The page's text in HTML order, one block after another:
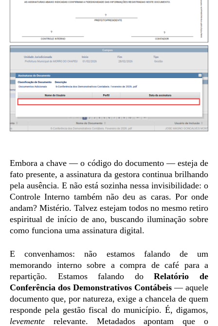
Embora a chave — o código do documento — esteja de
fato presente, a assinatura da gestora continua brilhando
pela ausência. E não está sozinha nessa invisibilidade: o
Controle Interno também não deu as caras. Por onde
andam? Mistério. Talvez estejam todos no mesmo retiro
espiritual de início de ano, buscando iluminação sobre
como funciona uma assinatura digital.
E convenhamos: não estamos falando de um
memorando interno sobre a compra de café para a
repartição. Estamos falando doRelatório de
Conferência dos Demonstrativos Contábeis — aquele
documento que, por natureza, exige a chancela de quem
responde pela gestão fiscal do município. É, digamos,
levemente relevante. Metadados apontam que o